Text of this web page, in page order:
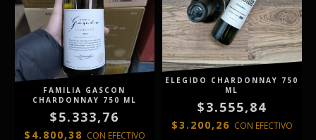
FAMILIA GASCON
CHARDONNAY 750 ML
$5.333,76
$4.800,38 CON EFECTIVO
ELEGIDO CHARDONNAY 750
ML
$3.555,84
$3.200,26 CON EFECTIVO